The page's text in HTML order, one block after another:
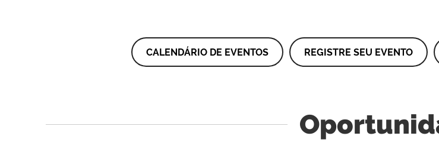
CALENDÁRIO DE EVENTOS REGISTRE SEU EVENTO